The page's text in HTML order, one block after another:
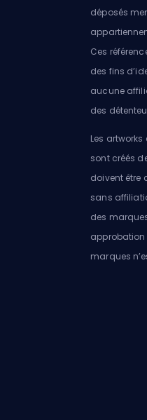
déposés
Ces
des fins
aucune
des
Les
sont créés
doivent être
sans
des
approbation
marques